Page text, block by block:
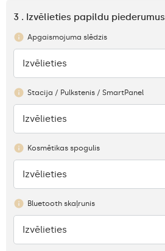
3 . Izvēlieties papildu piederumus
Apgaismojuma slēdzis
Nav
Izvēlieties
Stacija / Pulkstenis / SmartPanel
Nav
Izvēlieties
Kosmētikas spogulis
Nav
Izvēlieties
Bluetooth skaļrunis
Nav
Izvēlieties